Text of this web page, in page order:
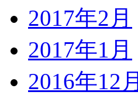
2017年2月
2017年1月
2016年12月